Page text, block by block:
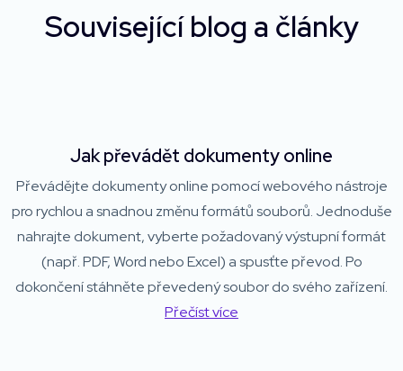
Související blog a články
Jak převádět dokumenty online
Převádějte dokumenty online pomocí webového nástroje
pro rychlou a snadnou změnu formátů souborů. Jednoduše
nahrajte dokument, vyberte požadovaný výstupní formát
(např. PDF, Word nebo Excel) a spusťte převod. Po
dokončení stáhněte převedený soubor do svého zařízení.
Přečíst více